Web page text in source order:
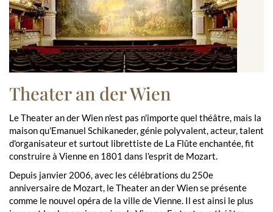
Theater an der Wien
Le Theater an der Wien n'est pas n'importe quel théâtre, mais la
maison qu'Emanuel Schikaneder, génie polyvalent, acteur, talent
d'organisateur et surtout librettiste de La Flûte enchantée, fit
construire à Vienne en 1801 dans l'esprit de Mozart.
Depuis janvier 2006, avec les célébrations du 250e
anniversaire de Mozart, le Theater an der Wien se présente
comme le nouvel opéra de la ville de Vienne. Il est ainsi le plus